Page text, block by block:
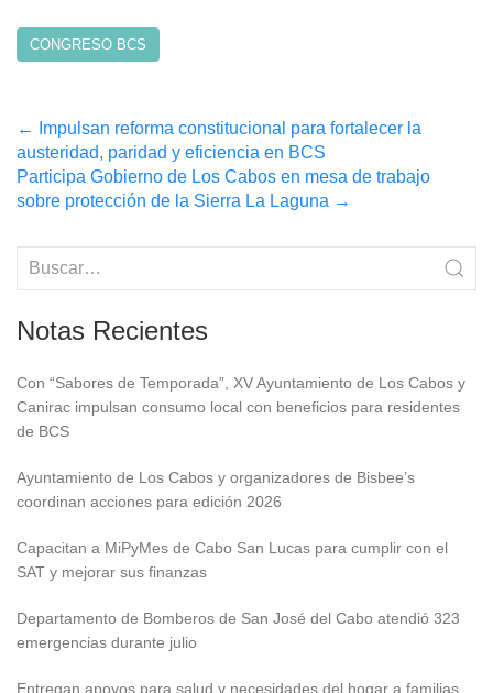
CONGRESO BCS
Post
navigation
←
Impulsan reforma constitucional para fortalecer la
austeridad, paridad y eficiencia en BCS
Participa Gobierno de Los Cabos en mesa de trabajo
sobre protección de la Sierra La Laguna →
Notas Recientes
Con “Sabores de Temporada”, XV Ayuntamiento de Los Cabos y
Canirac impulsan consumo local con beneficios para residentes
de BCS
Ayuntamiento de Los Cabos y organizadores de Bisbee’s
coordinan acciones para edición 2026
Capacitan a MiPyMes de Cabo San Lucas para cumplir con el
SAT y mejorar sus finanzas
Departamento de Bomberos de San José del Cabo atendió 323
emergencias durante julio
Entregan apoyos para salud y necesidades del hogar a familias